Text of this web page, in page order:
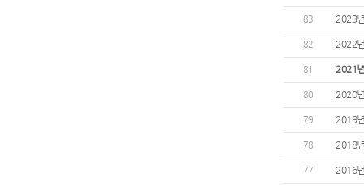
83 2023
82 2022
81 2021
80 2020
79 2019
78 2018
77 2016